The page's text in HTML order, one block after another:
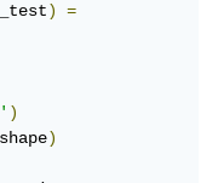
)
=
)
shape)